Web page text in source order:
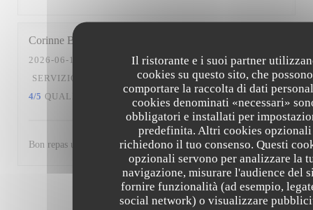
Il ristorante e i suoi partner
cookies su questo sito, che possono
comportare la raccolta di dati
cookies denominati «necessari»
obbligatori e installati per
predefinita. Altri cookies opzionali
richiedono il tuo consenso. Questi
opzionali servono per analizzare la
navigazione, misurare l'audience del
fornire funzionalità (ad esempio,
social network) o visualizzare
Corinne B
2026-06-10
- 12:30 - OSPITI 2
SERVIZIO
ATMOSFERA: 4 /5 CUCINA :
4/5 QUALITÀ / PREZZO 5 /5
Bon repas un midi.Service efficace agréable et attentionné.
1 2 3